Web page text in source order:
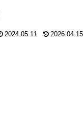
2024.05.11 2026.04.15